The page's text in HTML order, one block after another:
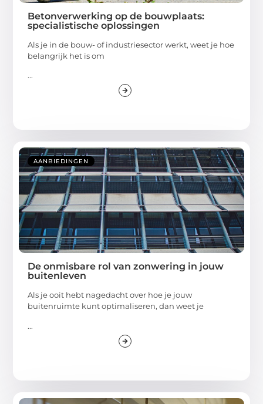
Betonverwerking op de bouwplaats:
specialistische oplossingen
Als je in de bouw- of industriesector werkt, weet je hoe
belangrijk het is om
...
AANBIEDINGEN
De onmisbare rol van zonwering in jouw
buitenleven
Als je ooit hebt nagedacht over hoe je jouw
buitenruimte kunt optimaliseren, dan weet je
...